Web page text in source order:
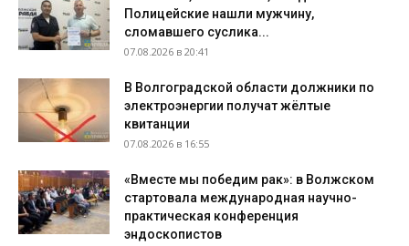
Полицейские нашли мужчину,
сломавшего суслика...
07.08.2026 в 20:41
В Волгоградской области должники по
электроэнергии получат жёлтые
квитанции
07.08.2026 в 16:55
«Вместе мы победим рак»: в Волжском
стартовала международная научно-
практическая конференция
эндоскопистов